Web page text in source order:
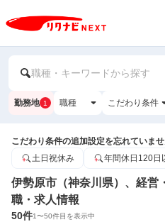
職種・キーワードから探す
勤務地 1 職種 こだわり条件
こだわり条件の追加設定を忘れていま
土日祝休み
年間休日120日
伊勢原市（神奈川県）、経営
職・求人情報
50件1〜50件目を表示中